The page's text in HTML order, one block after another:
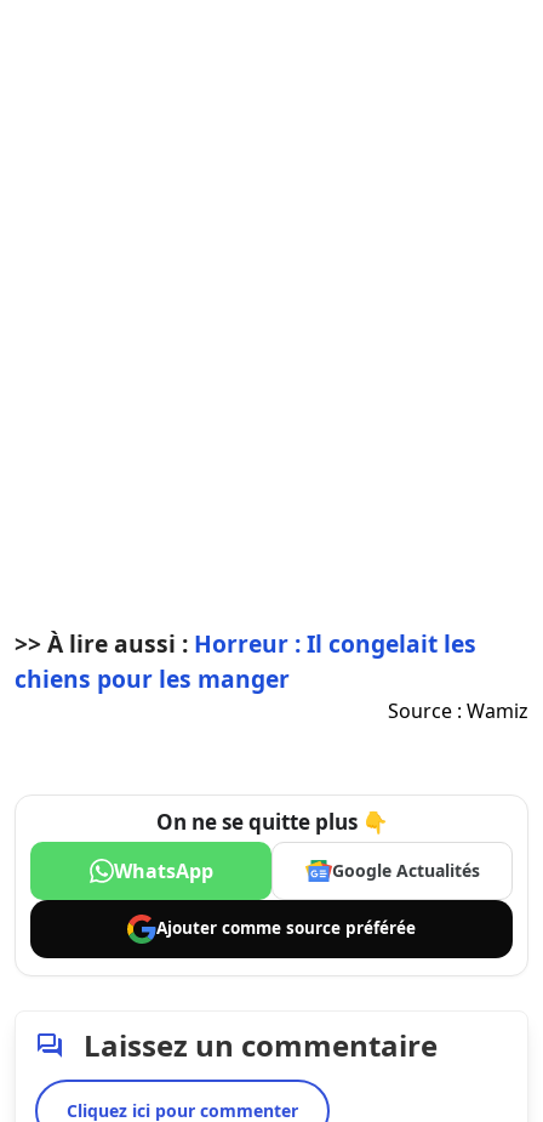
>> À lire aussi : Horreur : Il congelait les
chiens pour les manger
Source : Wamiz
On ne se quitte plus 👇
WhatsApp Google Actualités
Ajouter comme source préférée
Laissez un commentaire
Cliquez ici pour commenter